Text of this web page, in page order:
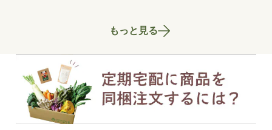
もっと見る